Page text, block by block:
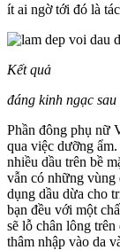
ít ai ngờ tới đó là
Kết quả
đáng kinh ngạc
Phần đông phụ nữ
qua việc dưỡng
nhiều dầu trên bề
vẫn có những vùng
dụng dầu dừa cho
bạn đều với một
sẽ lỗ chân lông
thâm nhập vào da